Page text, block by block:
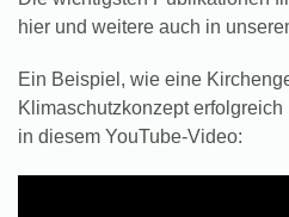
hier und weitere auch in
Ein Beispiel, wie eine
Klimaschutzkonzept
in diesem YouTube-Video: